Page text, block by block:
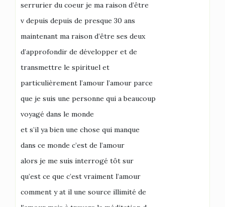
serrurier du coeur je ma raison d’être
v depuis depuis de presque 30 ans
maintenant ma raison d’être ses deux
d’approfondir de développer et de
transmettre le spirituel et
particulièrement l’amour l’amour parce
que je suis une personne qui a beaucoup
voyagé dans le monde
et s’il ya bien une chose qui manque
dans ce monde c’est de l’amour
alors je me suis interrogé tôt sur
qu’est ce que c’est vraiment l’amour
comment y at il une source illimité de